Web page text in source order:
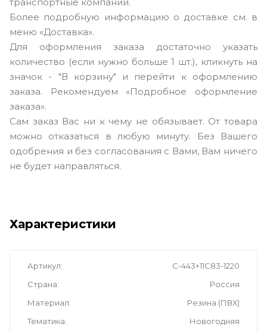
Более подробную информацию о доставке см. в
меню «Доставка».
Для оформления заказа достаточно указать
количество (если нужно больше 1 шт.), кликнуть на
значок - "В корзину" и перейти к оформлению
заказа. Рекомендуем «Подробное оформление
заказа».
Сам заказ Вас ни к чему не обязывает. От товара
можно отказаться в любую минуту. Без Вашего
одобрения и без согласования с Вами, Вам ничего
не будет направляться.
Характеристики
Артикул
С-443+11С83-1220
Страна
Россия
Материал
Резина (ПВХ)
Тематика
Новогодняя